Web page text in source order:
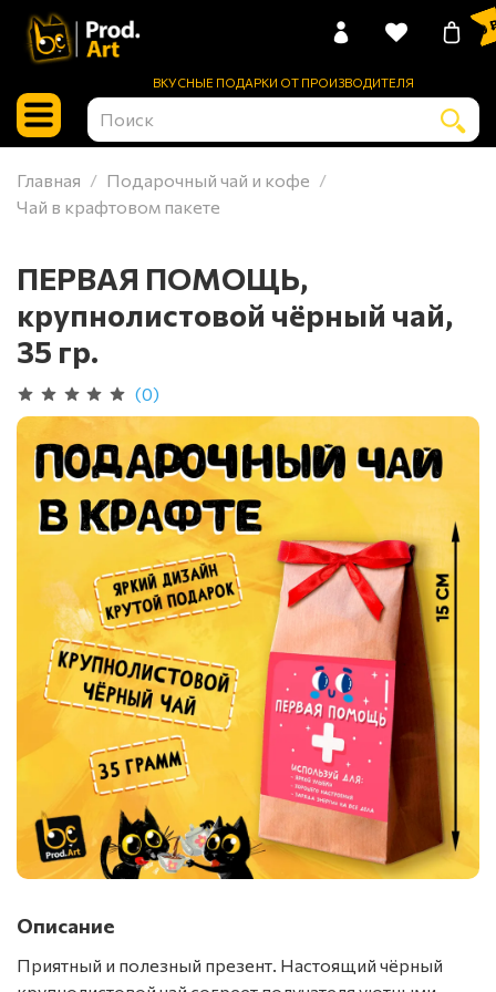
ВКУСНЫЕ ПОДАРКИ ОТ ПРОИЗВОДИТЕЛЯ
0
Главная
Подарочный чай и кофе
Чай в крафтовом пакете
ПЕРВАЯ ПОМОЩЬ,
крупнолистовой чёрный чай,
35 гр.
(0)
Описание
Приятный и полезный презент. Настоящий чёрный